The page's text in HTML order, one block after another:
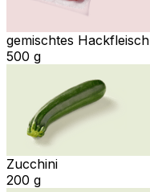
gemischtes Hackfleisch
500 g
Zucchini
200 g